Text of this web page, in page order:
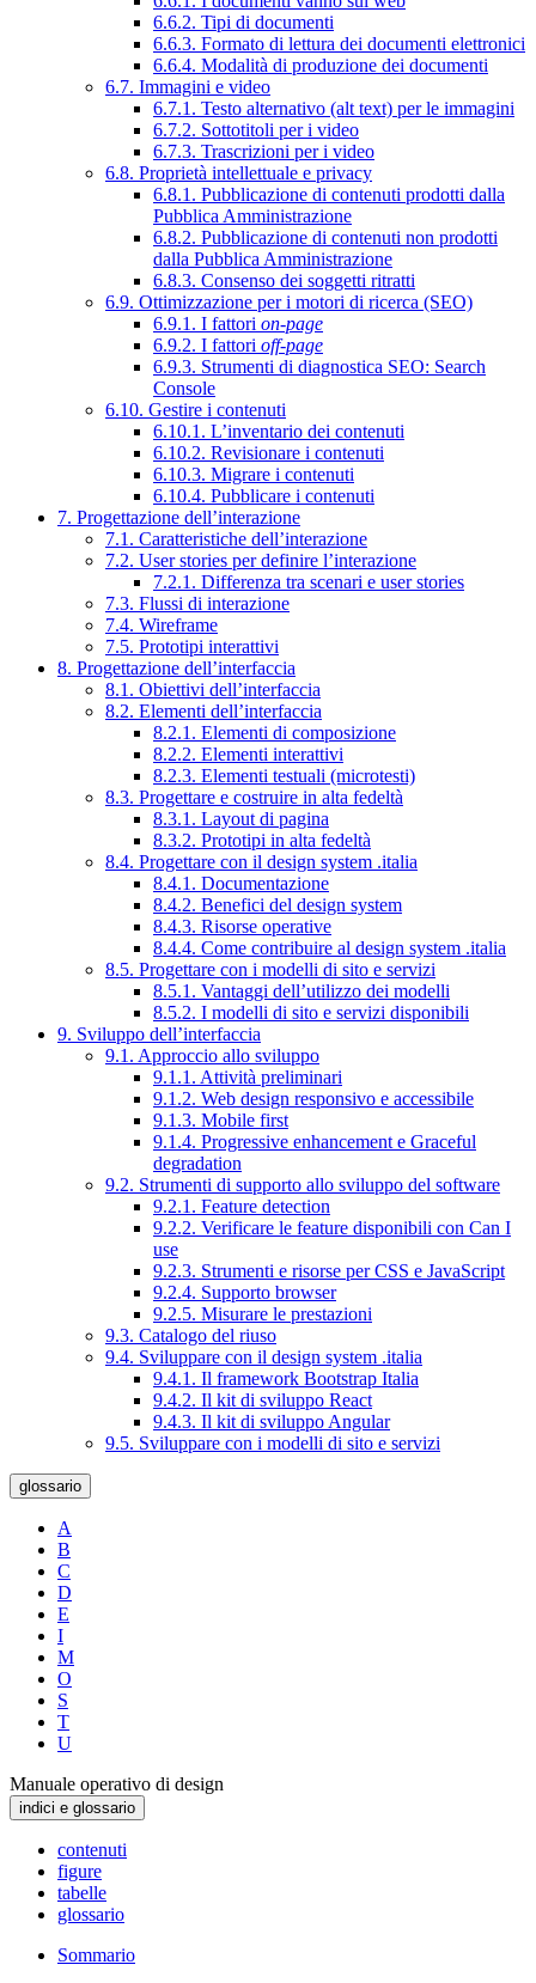
6.6.2. Tipi di documenti
6.6.3. Formato di lettura dei documenti elettronici
6.6.4. Modalità di produzione dei documenti
6.7. Immagini e video
6.7.1. Testo alternativo (alt text) per le immagini
6.7.2. Sottotitoli per i video
6.7.3. Trascrizioni per i video
6.8. Proprietà intellettuale e privacy
6.8.1. Pubblicazione di contenuti prodotti dalla
Pubblica Amministrazione
6.8.2. Pubblicazione di contenuti non prodotti
dalla Pubblica Amministrazione
6.8.3. Consenso dei soggetti ritratti
6.9. Ottimizzazione per i motori di ricerca (SEO)
6.9.1. I fattori on-page
6.9.2. I fattori off-page
6.9.3. Strumenti di diagnostica SEO: Search
Console
6.10. Gestire i contenuti
6.10.1. L’inventario dei contenuti
6.10.2. Revisionare i contenuti
6.10.3. Migrare i contenuti
6.10.4. Pubblicare i contenuti
7. Progettazione dell’interazione
7.1. Caratteristiche dell’interazione
7.2. User stories per definire l’interazione
7.2.1. Differenza tra scenari e user stories
7.3. Flussi di interazione
7.4. Wireframe
7.5. Prototipi interattivi
8. Progettazione dell’interfaccia
8.1. Obiettivi dell’interfaccia
8.2. Elementi dell’interfaccia
8.2.1. Elementi di composizione
8.2.2. Elementi interattivi
8.2.3. Elementi testuali (microtesti)
8.3. Progettare e costruire in alta fedeltà
8.3.1. Layout di pagina
8.3.2. Prototipi in alta fedeltà
8.4. Progettare con il design system .italia
8.4.1. Documentazione
8.4.2. Benefici del design system
8.4.3. Risorse operative
8.4.4. Come contribuire al design system .italia
8.5. Progettare con i modelli di sito e servizi
8.5.1. Vantaggi dell’utilizzo dei modelli
8.5.2. I modelli di sito e servizi disponibili
9. Sviluppo dell’interfaccia
9.1. Approccio allo sviluppo
9.1.1. Attività preliminari
9.1.2. Web design responsivo e accessibile
9.1.3. Mobile first
9.1.4. Progressive enhancement e Graceful
degradation
9.2. Strumenti di supporto allo sviluppo del software
9.2.1. Feature detection
9.2.2. Verificare le feature disponibili con Can I
use
9.2.3. Strumenti e risorse per CSS e JavaScript
9.2.4. Supporto browser
9.2.5. Misurare le prestazioni
9.3. Catalogo del riuso
9.4. Sviluppare con il design system .italia
9.4.1. Il framework Bootstrap Italia
9.4.2. Il kit di sviluppo React
9.4.3. Il kit di sviluppo Angular
9.5. Sviluppare con i modelli di sito e servizi
glossario
A
B
C
D
E
I
M
O
S
T
U
Manuale operativo di design
indici e glossario
contenuti
figure
tabelle
glossario
Sommario